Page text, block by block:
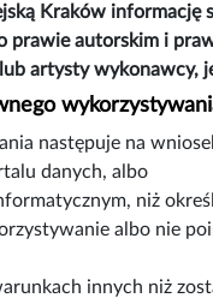
Kraków informację
prawie autorskim i
artysty wykonawcy,
następuje na
danych, albo
niż
albo nie
innych niż